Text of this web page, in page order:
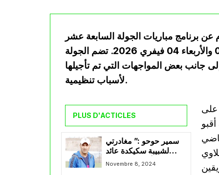
عن برنامج مباريات الجولة السابعة عشر
لموسم 2025-2026، والتي ستُجرى يومي الثلاثاء 03 والأربعاء 04 فيفري 2026. تضم الجولة
جانب بعض المواجهات التي تم تأجيلها
لأسباب تنظيمية.
PLUS D'ACTICLES
سمير حوحو :” مغادرتي
لشبيبة سكيكدة عائد
Novembre 8, 2024
على
أقبو